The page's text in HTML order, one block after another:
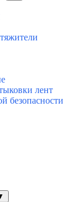
лент
безопасности